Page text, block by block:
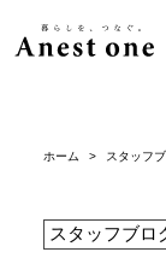
ホーム > スタッフ
スタッフブロ